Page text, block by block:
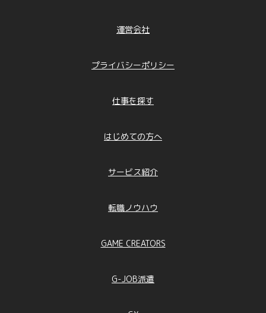
運営会社
プライバシーポリシー
仕事を探す
はじめての方へ
サービス紹介
転職ノウハウ
GAME CREATORS
G-JOB派遣